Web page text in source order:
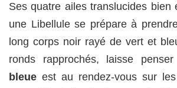
Ses quatre ailes translucides bien
une Libellule se prépare à
long corps noir rayé de vert et
ronds rapprochés, laisse
bleue est au rendez-vous sur